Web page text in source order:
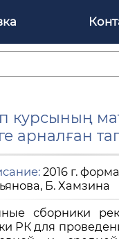
курсының
арналған
2016 г.
Б. Хамзина
сборники
РК для